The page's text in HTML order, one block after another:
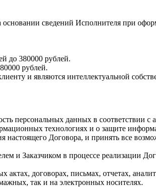
сведений Исполнителя при
до 380000 рублей.
рублей.
и являются интеллектуальной
персональных данных в соответствии с
технологиях и о защите
Договора, и принять все
и Заказчиком в процессе реализации
договорах, письмах, отчетах,
так и на электронных носителях.